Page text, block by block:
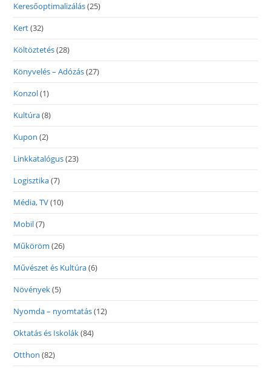
Keresőoptimalizálás(25)
Kert(32)
Költöztetés(28)
Könyvelés – Adózás(27)
Konzol(1)
Kultúra(8)
Kupon (2)
Linkkatalógus(23)
Logisztika(7)
Média, TV(10)
Mobil(7)
Műköröm (26)
Művészet és Kultúra(6)
Növények(5)
Nyomda – nyomtatás(12)
Oktatás és Iskolák(84)
Otthon (82)